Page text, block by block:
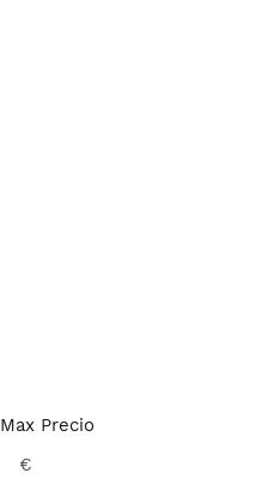
Max Precio
€